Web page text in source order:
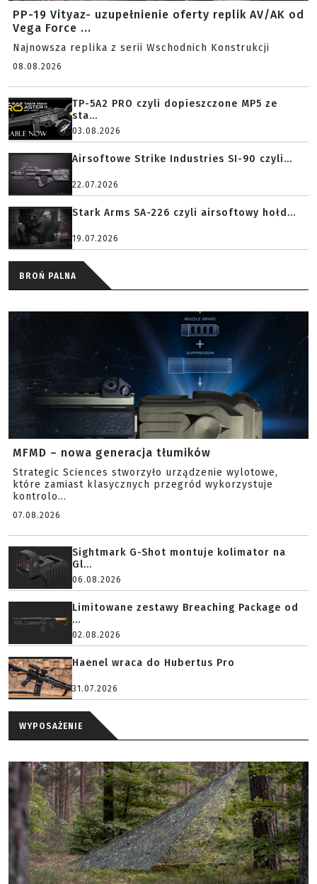
PP-19 Vityaz- uzupełnienie oferty replik AV/AK od
Vega Force ...
Najnowsza replika z serii Wschodnich Konstrukcji
08.08.2026
TP-5A2 PRO czyli dopieszczone MP5 ze
sta...
03.08.2026
Airsoftowe Strike Industries SI-90 czyli...
22.07.2026
Stark Arms SA-226 czyli airsoftowy hołd...
19.07.2026
BROŃ PALNA
MFMD – nowa generacja tłumików
Strategic Sciences stworzyło urządzenie wylotowe,
które zamiast klasycznych przegród wykorzystuje
kontrolo...
07.08.2026
Sightmark G-Shot montuje kolimator na
Gl...
06.08.2026
Limitowane zestawy Breaching Package od
...
02.08.2026
Haenel wraca do Hubertus Pro
31.07.2026
WYPOSAŻENIE